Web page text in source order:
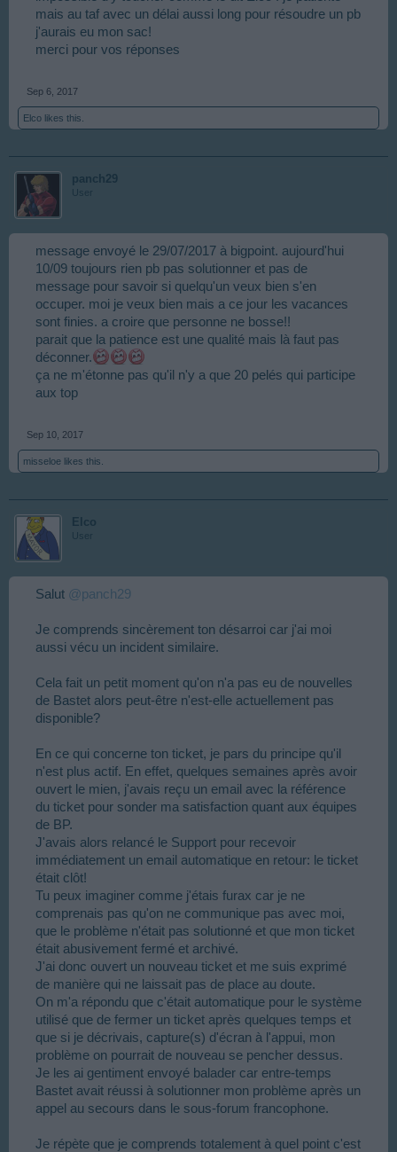
mais au taf avec un délai aussi long pour résoudre un pb
j'aurais eu mon sac!
merci pour vos réponses
Sep 6, 2017
Elco likes this.
panch29
User
message envoyé le 29/07/2017 à bigpoint. aujourd'hui
10/09 toujours rien pb pas solutionner et pas de
message pour savoir si quelqu'un veux bien s'en
occuper. moi je veux bien mais a ce jour les vacances
sont finies. a croire que personne ne bosse!!
parait que la patience est une qualité mais là faut pas
déconner.
ça ne m'étonne pas qu'il n'y a que 20 pelés qui participe
aux top
Sep 10, 2017
misseloe likes this.
Elco
User
Salut @panch29
Je comprends sincèrement ton désarroi car j'ai moi
aussi vécu un incident similaire.
Cela fait un petit moment qu'on n'a pas eu de nouvelles
de Bastet alors peut-être n'est-elle actuellement pas
disponible?
En ce qui concerne ton ticket, je pars du principe qu'il
n'est plus actif. En effet, quelques semaines après avoir
ouvert le mien, j'avais reçu un email avec la référence
du ticket pour sonder ma satisfaction quant aux équipes
de BP.
J'avais alors relancé le Support pour recevoir
immédiatement un email automatique en retour: le ticket
était clôt!
Tu peux imaginer comme j'étais furax car je ne
comprenais pas qu'on ne communique pas avec moi,
que le problème n'était pas solutionné et que mon ticket
était abusivement fermé et archivé.
J'ai donc ouvert un nouveau ticket et me suis exprimé
de manière qui ne laissait pas de place au doute.
On m'a répondu que c'était automatique pour le système
utilisé que de fermer un ticket après quelques temps et
que si je décrivais, capture(s) d'écran à l'appui, mon
problème on pourrait de nouveau se pencher dessus.
Je les ai gentiment envoyé balader car entre-temps
Bastet avait réussi à solutionner mon problème après un
appel au secours dans le sous-forum francophone.
Je répète que je comprends totalement à quel point c'est